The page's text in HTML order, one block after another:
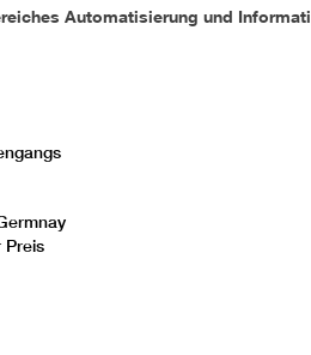
Automatisierung und
Preis